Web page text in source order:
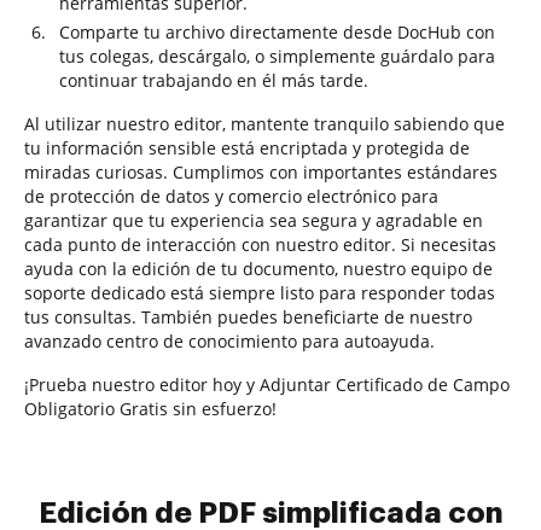
Comparte tu archivo directamente desde DocHub con
tus colegas, descárgalo, o simplemente guárdalo para
continuar trabajando en él más tarde.
Al utilizar nuestro editor, mantente tranquilo sabiendo que
tu información sensible está encriptada y protegida de
miradas curiosas. Cumplimos con importantes estándares
de protección de datos y comercio electrónico para
garantizar que tu experiencia sea segura y agradable en
cada punto de interacción con nuestro editor. Si necesitas
ayuda con la edición de tu documento, nuestro equipo de
soporte dedicado está siempre listo para responder todas
tus consultas. También puedes beneficiarte de nuestro
avanzado centro de conocimiento para autoayuda.
¡Prueba nuestro editor hoy y Adjuntar Certificado de Campo
Obligatorio Gratis sin esfuerzo!
Edición de PDF simplificada con